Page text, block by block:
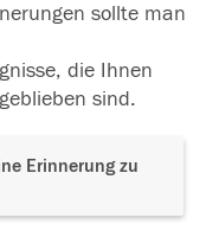
sollte man
die Ihnen
sind.
Erinnerung zu